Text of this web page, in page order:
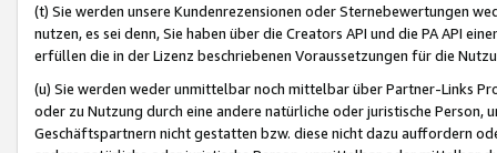
(t) Sie werden unsere Kundenrezensionen oder Sternebewertungen
nutzen, es sei denn, Sie haben über die Creators API und die PA API
erfüllen die in der Lizenz beschriebenen Voraussetzungen für die
(u) Sie werden weder unmittelbar noch mittelbar über Partner-Links
oder zu Nutzung durch eine andere natürliche oder juristische
Geschäftspartnern nicht gestatten bzw. diese nicht dazu auffordern